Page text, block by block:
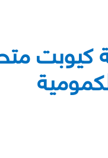
كيوبت